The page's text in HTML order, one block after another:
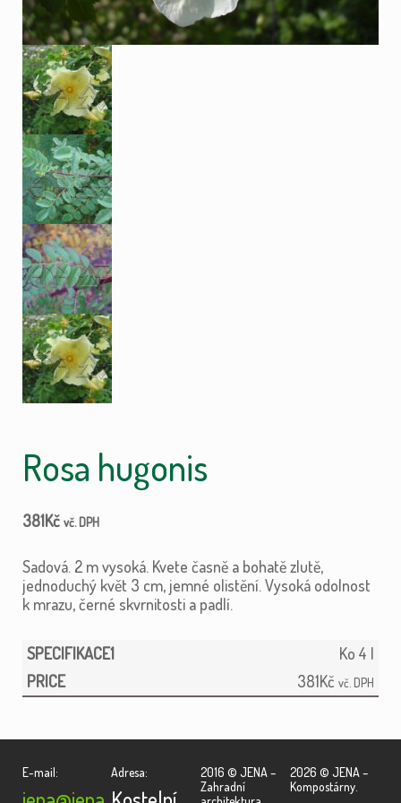
Rosa hugonis
381Kč vč. DPH
Sadová. 2 m vysoká. Kvete časně a bohatě zlutě,
jednoduchý květ 3 cm, jemné olistění. Vysoká odolnost
k mrazu, černé skvrnitosti a padlí.
Ko 4 l
381Kč vč. DPH
E-mail: Adresa:
2016 © JENA –
Zahradní
2026 © JENA –
Kompostárny.